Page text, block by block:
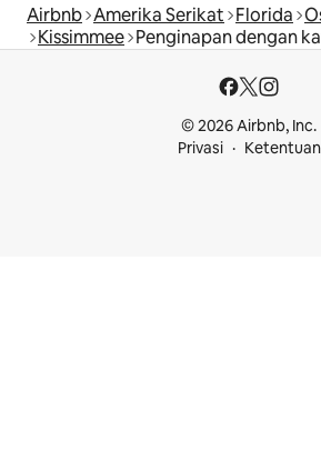
Airbnb Amerika Serikat Florida
Kissimmee Penginapan dengan
© 2026 Airbnb, Inc.
Privasi
Ketentuan